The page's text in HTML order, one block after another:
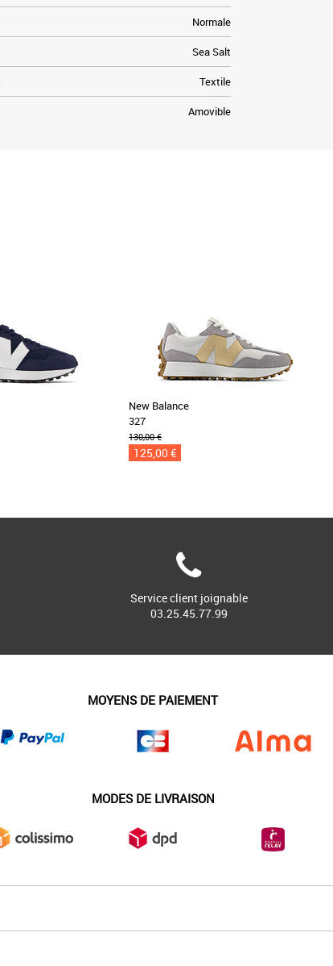
Normale
Sea Salt
Textile
Amovible
New Balance
327
130,00 €
125,00 €
Service client joignable
03.25.45.77.99
MOYENS DE PAIEMENT
MODES DE LIVRAISON